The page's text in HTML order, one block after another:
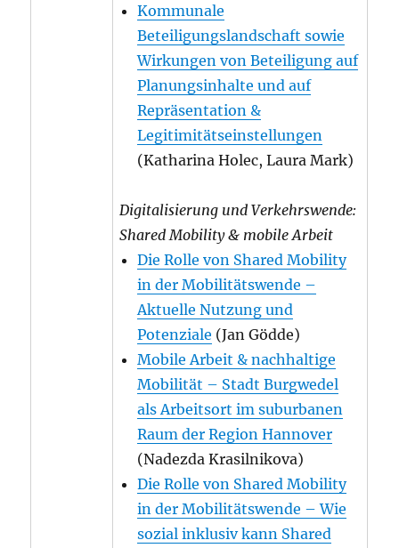
Kommunale
Beteiligungslandschaft sowie
Wirkungen von Beteiligung auf
Planungsinhalte und auf
Repräsentation &
Legitimitätseinstellungen
(Katharina Holec, Laura Mark)
Digitalisierung und Verkehrswende:
Shared Mobility & mobile Arbeit
Die Rolle von Shared Mobility
in der Mobilitätswende –
Aktuelle Nutzung und
Potenziale (Jan Gödde)
Mobile Arbeit & nachhaltige
Mobilität – Stadt Burgwedel
als Arbeitsort im suburbanen
Raum der Region Hannover
(Nadezda Krasilnikova)
Die Rolle von Shared Mobility
in der Mobilitätswende – Wie
sozial inklusiv kann Shared